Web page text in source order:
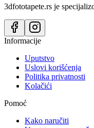
3dfototapete.rs je
Informacije
Uputstvo
Uslovi korišćenja
Politika privatnosti
Kolačići
Pomoć
Kako naručiti